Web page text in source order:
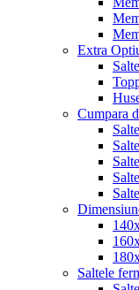
Extra
Cumpara
Saltele